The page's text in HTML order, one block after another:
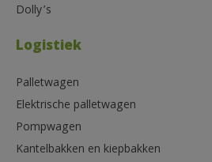
Dolly’s
Logistiek
Palletwagen
Elektrische palletwagen
Pompwagen
Kantelbakken en kiepbakken